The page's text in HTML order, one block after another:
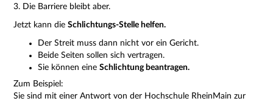
3. Die Barriere bleibt aber.
Jetzt kann dieSchlichtungs-Stelle helfen.
Der Streit muss dann nicht vor ein Gericht.
Beide Seiten sollen sich vertragen.
Sie können eineSchlichtung beantragen.
Zum Beispiel:
Sie sind mit einer Antwort von der Hochschule RheinMain zur